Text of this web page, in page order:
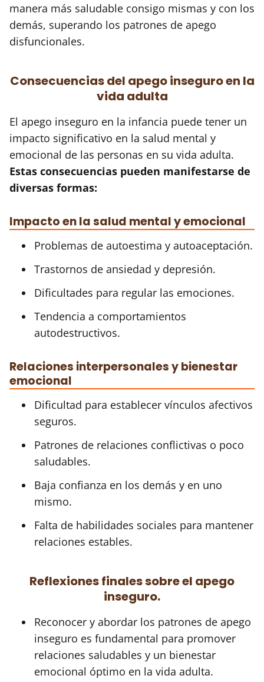
manera más saludable consigo mismas y con los
demás, superando los patrones de apego
disfuncionales.
Consecuencias del apego inseguro en la
vida adulta
El apego inseguro en la infancia puede tener un
impacto significativo en la salud mental y
emocional de las personas en su vida adulta.
Estas consecuencias pueden manifestarse de
diversas formas:
Impacto en la salud mental y emocional
Problemas de autoestima y autoaceptación.
Trastornos de ansiedad y depresión.
Dificultades para regular las emociones.
Tendencia a comportamientos
autodestructivos.
Relaciones interpersonales y bienestar
emocional
Dificultad para establecer vínculos afectivos
seguros.
Patrones de relaciones conflictivas o poco
saludables.
Baja confianza en los demás y en uno
mismo.
Falta de habilidades sociales para mantener
relaciones estables.
Reflexiones finales sobre el apego
inseguro.
Reconocer y abordar los patrones de apego
inseguro es fundamental para promover
relaciones saludables y un bienestar
emocional óptimo en la vida adulta.